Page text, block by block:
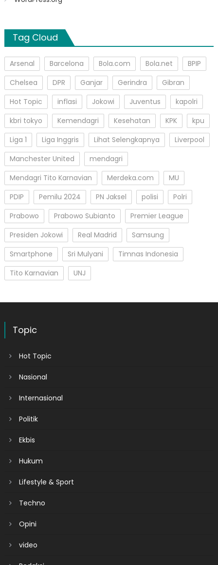
Tag Cloud
Arsenal Barcelona Bola.com Bola.net
BPIP
Chelsea
DPR Ganjar Gerindra
Gibran
Hot Topic
inflasi Jokowi Juventus
kapolri
kbri tokyo
Kemendagri Kesehatan KPK
kpu
Liga 1
Liga Inggris Lihat Selengkapnya
Liverpool
Manchester United
mendagri
Mendagri Tito Karnavian
Merdeka.com
MU
PDIP
Pemilu 2024 PN Jaksel polisi
Polri
Prabowo
Prabowo Subianto
Premier League
Presiden Jokowi
Real Madrid
Samsung
Smartphone
Sri Mulyani
Timnas Indonesia
Tito Karnavian
UNJ
Topic
Hot Topic
Nasional
Internasional
Politik
Ekbis
Hukum
Lifestyle & Sport
Techno
Opini
video